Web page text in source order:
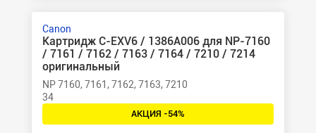
Canon
Картридж C-EXV6 / 1386A006 для NP-7160
/ 7161 / 7162 / 7163 / 7164 / 7210 / 7214
оригинальный
NP 7160, 7161, 7162, 7163, 7210
34
АКЦИЯ -54%